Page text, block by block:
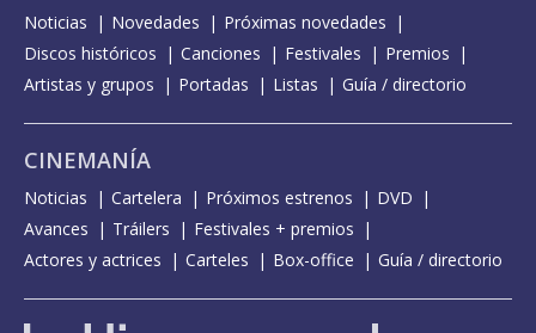
Noticias Novedades
Próximas novedades
Discos históricos
Canciones Festivales
Premios
Artistas y grupos
Portadas Listas Guía / directorio
CINEMANÍA
Noticias Cartelera Próximos estrenos
DVD
Avances
Tráilers
Festivales + premios
Actores y actrices
Carteles Box-office Guía / directorio